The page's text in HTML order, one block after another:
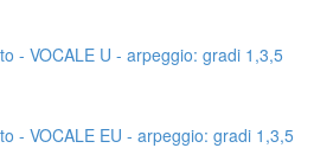
- VOCALE U - arpeggio: gradi 1,3,5
- VOCALE EU - arpeggio: gradi 1,3,5